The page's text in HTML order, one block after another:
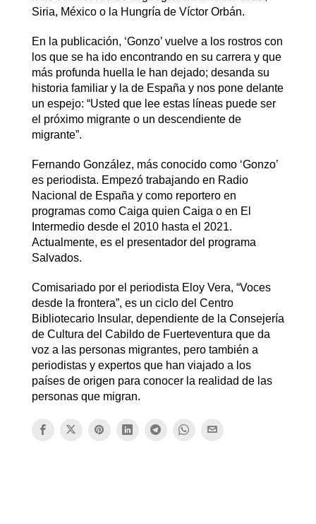
Siria, México o la Hungría de Víctor Orbán.
En la publicación, ‘Gonzo’ vuelve a los rostros con
los que se ha ido encontrando en su carrera y que
más profunda huella le han dejado; desanda su
historia familiar y la de España y nos pone delante
un espejo: “Usted que lee estas líneas puede ser
el próximo migrante o un descendiente de
migrante”.
Fernando González, más conocido como ‘Gonzo’
es periodista. Empezó trabajando en Radio
Nacional de España y como reportero en
programas como Caiga quien Caiga o en El
Intermedio desde el 2010 hasta el 2021.
Actualmente, es el presentador del programa
Salvados.
Comisariado por el periodista Eloy Vera, “Voces
desde la frontera”, es un ciclo del Centro
Bibliotecario Insular, dependiente de la Consejería
de Cultura del Cabildo de Fuerteventura que da
voz a las personas migrantes, pero también a
periodistas y expertos que han viajado a los
países de origen para conocer la realidad de las
personas que migran.